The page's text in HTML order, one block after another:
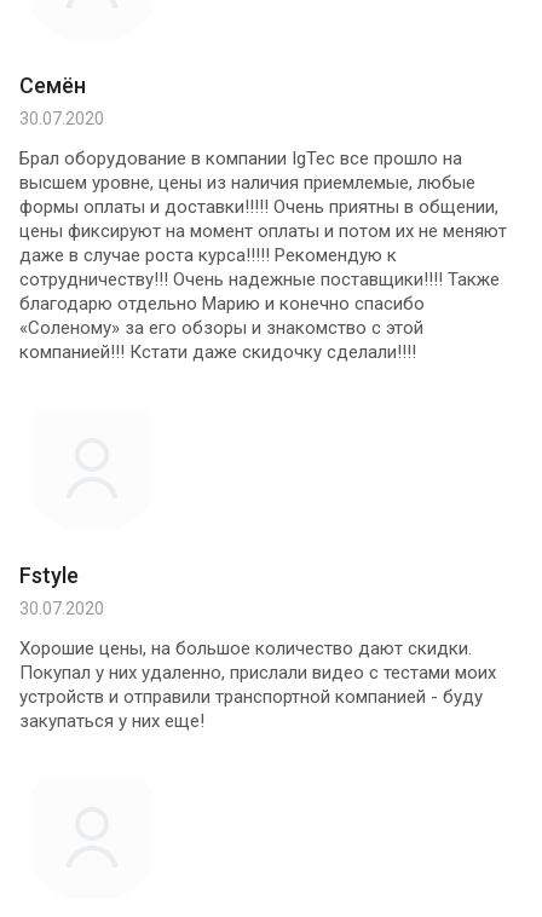
Семён
30.07.2020
Брал оборудование в компании IgTec все прошло на
высшем уровне, цены из наличия приемлемые, любые
формы оплаты и доставки!!!!! Очень приятны в общении,
цены фиксируют на момент оплаты и потом их не меняют
даже в случае роста курса!!!!! Рекомендую к
сотрудничеству!!! Очень надежные поставщики!!!! Также
благодарю отдельно Марию и конечно спасибо
«Соленому» за его обзоры и знакомство с этой
компанией!!! Кстати даже скидочку сделали!!!!
Fstyle
30.07.2020
Хорошие цены, на большое количество дают скидки.
Покупал у них удаленно, прислали видео с тестами моих
устройств и отправили транспортной компанией - буду
закупаться у них еще!